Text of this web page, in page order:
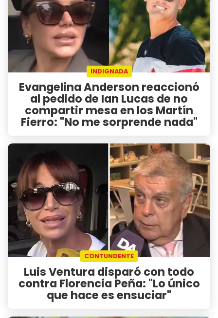
INDIGNADA
Evangelina Anderson reaccionó
al pedido de Ian Lucas de no
compartir mesa en los Martín
Fierro: "No me sorprende nada"
CONTUNDENTE
Luis Ventura disparó con todo
contra Florencia Peña: "Lo único
que hace es ensuciar"